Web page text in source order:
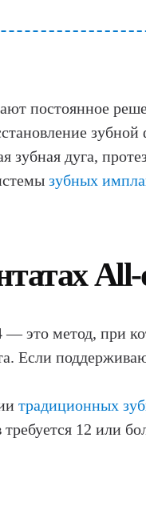
постоянное
зубная дуга,
зубных
All-
это метод, при
Если
традиционных
12 или